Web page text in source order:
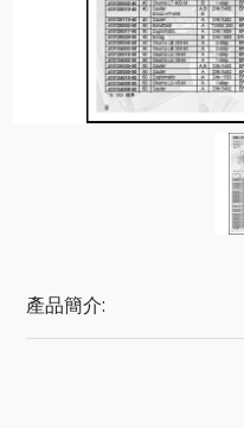
產品簡介: